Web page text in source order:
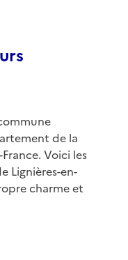
de la
Voici les
Lignières-en-
charme et